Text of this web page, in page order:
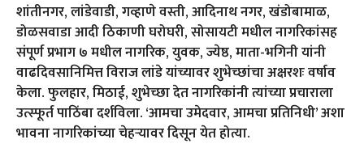
शांतीनगर, लांडेवाडी, गव्हाणे वस्ती, आदिनाथ नगर, खंडोबामाळ,
डोळसवाडा आदी ठिकाणी घरोघरी, सोसायटी मधील नागरिकांसह
संपूर्ण प्रभाग ७ मधील नागरिक, युवक, ज्येष्ठ, माता-भगिनी यांनी
वाढदिवसानिमित्त विराज लांडे यांच्यावर शुभेच्छांचा अक्षरशः वर्षाव
केला. फुलहार, मिठाई, शुभेच्छा देत नागरिकांनी त्यांच्या प्रचाराला
उत्स्फूर्त पाठिंबा दर्शविला. ‘आमचा उमेदवार, आमचा प्रतिनिधी’ अशा
भावना नागरिकांच्या चेहऱ्यावर दिसून येत होत्या.